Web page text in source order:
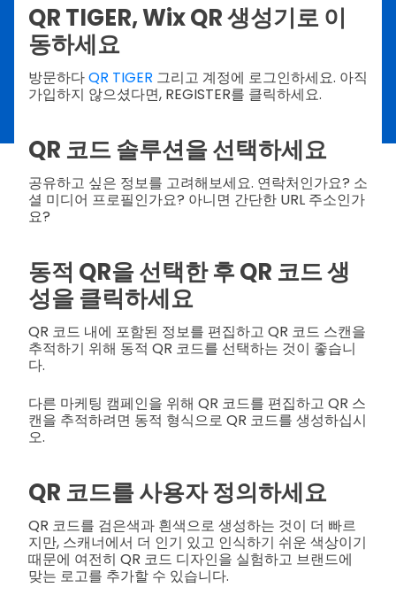
QR TIGER, Wix QR 생성기로 이
동하세요
방문하다QR TIGER 그리고 계정에 로그인하세요. 아직
가입하지 않으셨다면, REGISTER를 클릭하세요.
QR 코드 솔루션을 선택하세요
공유하고 싶은 정보를 고려해보세요. 연락처인가요? 소
셜 미디어 프로필인가요? 아니면 간단한 URL 주소인가
요?
동적 QR을 선택한 후 QR 코드 생
성을 클릭하세요
QR 코드 내에 포함된 정보를 편집하고 QR 코드 스캔을
추적하기 위해 동적 QR 코드를 선택하는 것이 좋습니
다.
다른 마케팅 캠페인을 위해 QR 코드를 편집하고 QR 스
캔을 추적하려면 동적 형식으로 QR 코드를 생성하십시
오.
QR 코드를 사용자 정의하세요
QR 코드를 검은색과 흰색으로 생성하는 것이 더 빠르
지만, 스캐너에서 더 인기 있고 인식하기 쉬운 색상이기
때문에 여전히 QR 코드 디자인을 실험하고 브랜드에
맞는 로고를 추가할 수 있습니다.